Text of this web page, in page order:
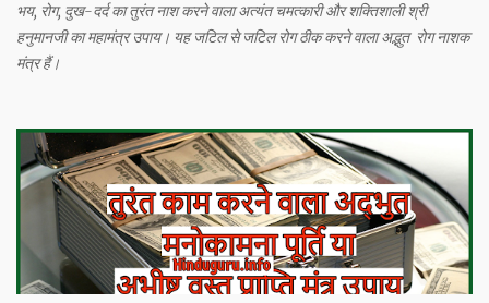
भय, रोग, दुख-दर्द का तुरंत नाश करने वाला अत्यंत चमत्कारी और शक्तिशाली श्री
हनुमानजी का महामंत्र उपाय। यह जटिल से जटिल रोग ठीक करने वाला अद्भुत रोग नाशक
मंत्र हैं।